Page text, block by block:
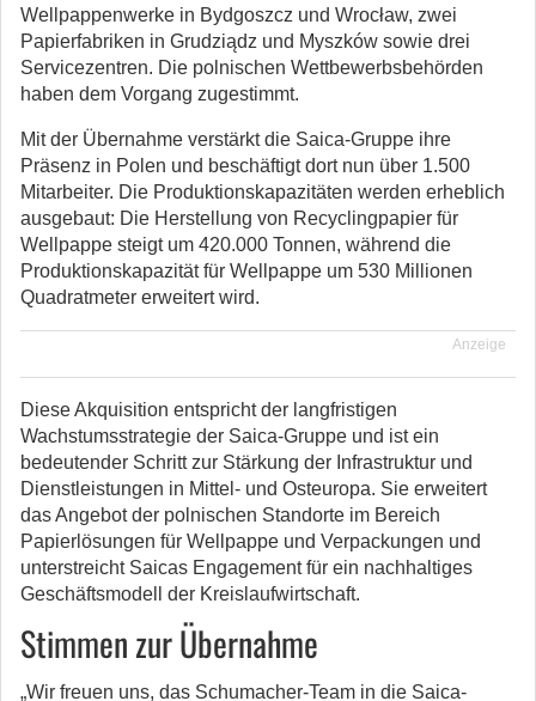
Wellpappenwerke in Bydgoszcz und Wrocław, zwei
Papierfabriken in Grudziądz und Myszków sowie drei
Servicezentren. Die polnischen Wettbewerbsbehörden
haben dem Vorgang zugestimmt.
Mit der Übernahme verstärkt die Saica-Gruppe ihre
Präsenz in Polen und beschäftigt dort nun über 1.500
Mitarbeiter. Die Produktionskapazitäten werden erheblich
ausgebaut: Die Herstellung von Recyclingpapier für
Wellpappe steigt um 420.000 Tonnen, während die
Produktionskapazität für Wellpappe um 530 Millionen
Quadratmeter erweitert wird.
Anzeige
Diese Akquisition entspricht der langfristigen
Wachstumsstrategie der Saica-Gruppe und ist ein
bedeutender Schritt zur Stärkung der Infrastruktur und
Dienstleistungen in Mittel- und Osteuropa. Sie erweitert
das Angebot der polnischen Standorte im Bereich
Papierlösungen für Wellpappe und Verpackungen und
unterstreicht Saicas Engagement für ein nachhaltiges
Geschäftsmodell der Kreislaufwirtschaft.
Stimmen zur Übernahme
„Wir freuen uns, das Schumacher-Team in die Saica-